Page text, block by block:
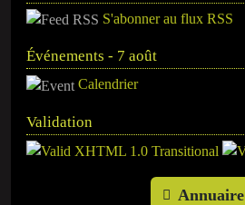
S'abonner au flux RSS
Événements - 7 août
Calendrier
Validation
Annuaire